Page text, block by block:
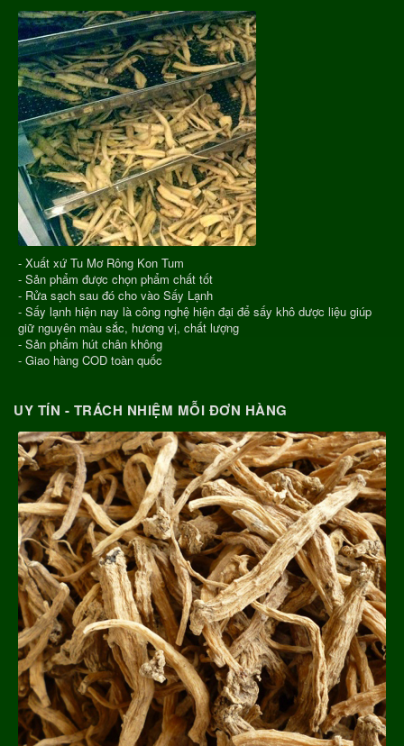
- Xuất xứ Tu Mơ Rông Kon Tum
- Sản phẩm được chọn phẩm chất tốt
- Rửa sạch sau đó cho vào Sấy Lạnh
- Sấy lạnh hiện nay là công nghệ hiện đại để sấy khô dược liệu giúp
giữ nguyên màu sắc, hương vị, chất lượng
- Sản phẩm hút chân không
- Giao hàng COD toàn quốc
UY TÍN - TRÁCH NHIỆM MỖI ĐƠN HÀNG